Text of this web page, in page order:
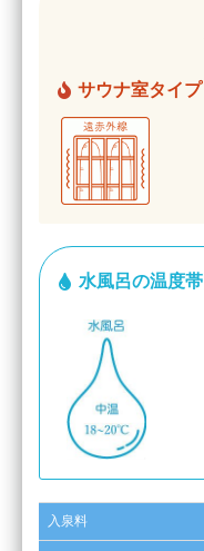
サウナ室タイプ
水風呂の温度帯
入泉料